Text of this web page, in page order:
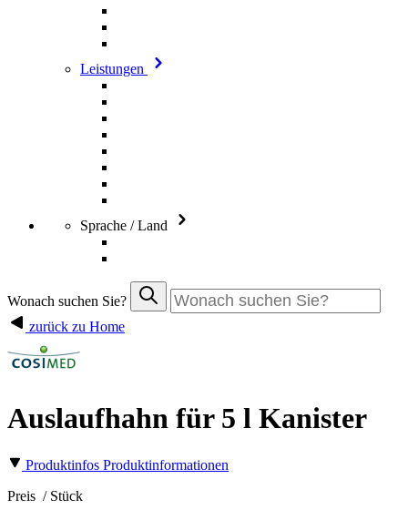
Leistungen
Sprache / Land
Wonach suchen Sie?
zurück zu Home
Auslaufhahn für 5 l Kanister
Produktinfos Produktinformationen
Preis / Stück